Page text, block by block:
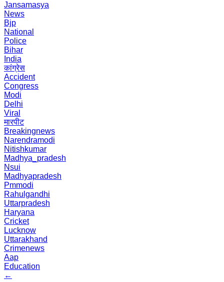
Jansamasya
News
Bjp
National
Police
Bihar
India
कांग्रेस
Accident
Congress
Modi
Delhi
Viral
मारपीट
Breakingnews
Narendramodi
Nitishkumar
Madhya_pradesh
Nsui
Madhyapradesh
Pmmodi
Rahulgandhi
Uttarpradesh
Haryana
Cricket
Lucknow
Uttarakhand
Crimenews
Aap
Education
←